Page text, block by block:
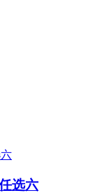
选六